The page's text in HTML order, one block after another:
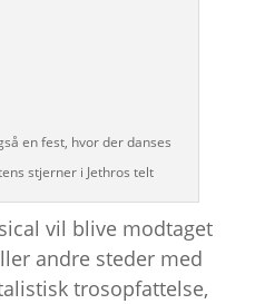
en fest, hvor der danses
stjerner i Jethros telt
vil blive modtaget
andre steder med
trosopfattelse,